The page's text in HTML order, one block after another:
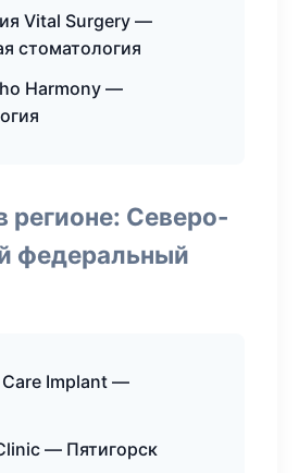
Vital Surgery —
стоматология
Harmony —
регионе: Северо-
федеральный
Implant —
— Пятигорск